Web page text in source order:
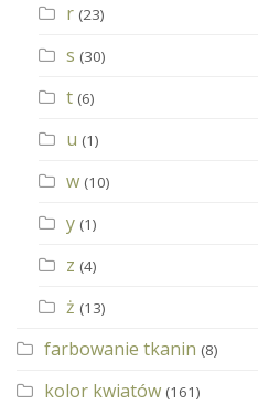
r (23)
s (30)
t (6)
u (1)
w (10)
y (1)
z (4)
ż (13)
farbowanie tkanin (8)
kolor kwiatów (161)